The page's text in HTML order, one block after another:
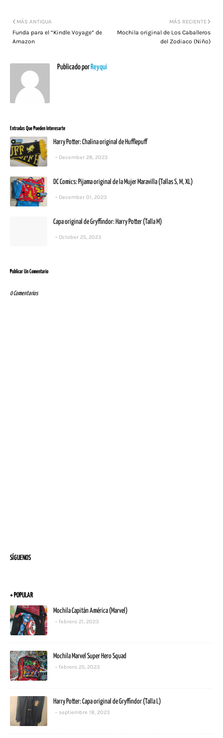
MÁS RECIENTE
Mochila original de Los Caballeros
del Zodiaco (Niño)
MÁS ANTIGUA
Funda para el “Kindle Voyage” de
Amazon
Publicado porReyqui
Entradas Que Pueden Interesarte
Harry Potter: Chalina original de Hufflepuff
December 28, 2023
DC Comics: Pijama original de la Mujer Maravilla (Tallas S, M, XL)
December 01, 2023
Capa original de Gryffindor: Harry Potter (Talla M)
October 25, 2023
Publicar Un Comentario
0 Comentarios
SÍGUENOS
+ POPULAR
Mochila Capitán América (Marvel)
febrero 21, 2023
Mochila Marvel Super Hero Squad
febrero 25, 2023
Harry Potter: Capa original de Gryffindor (Talla L)
septiembre 18, 2023